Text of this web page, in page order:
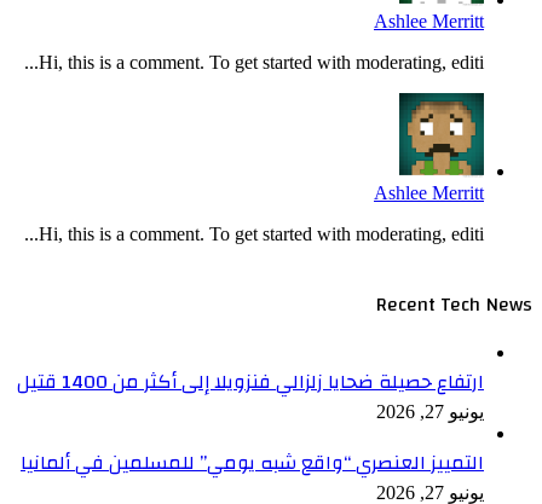
Ashlee Merritt
Hi, this is a comment. To get started with moderating, editi...
Ashlee Merritt
Hi, this is a comment. To get started with moderating, editi...
Recent Tech News
ارتفاع حصيلة ضحايا زلزالي فنزويلا إلى أكثر من 1400 قتيل
يونيو 27, 2026
التمييز العنصري “واقع شبه يومي” للمسلمين في ألمانيا
يونيو 27, 2026